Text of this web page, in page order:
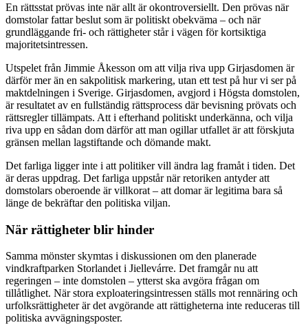
En rättsstat prövas inte när allt är okontroversiellt. Den prövas när
domstolar fattar beslut som är politiskt obekväma – och när
grundläggande fri- och rättigheter står i vägen för kortsiktiga
majoritetsintressen.
Utspelet från Jimmie Åkesson om att vilja riva upp Girjasdomen är
därför mer än en sakpolitisk markering, utan ett test på hur vi ser på
maktdelningen i Sverige. Girjasdomen, avgjord i Högsta domstolen,
är resultatet av en fullständig rättsprocess där bevisning prövats och
rättsregler tillämpats. Att i efterhand politiskt underkänna, och vilja
riva upp en sådan dom därför att man ogillar utfallet är att förskjuta
gränsen mellan lagstiftande och dömande makt.
Det farliga ligger inte i att politiker vill ändra lag framåt i tiden. Det
är deras uppdrag. Det farliga uppstår när retoriken antyder att
domstolars oberoende är villkorat – att domar är legitima bara så
länge de bekräftar den politiska viljan.
När rättigheter blir hinder
Samma mönster skymtas i diskussionen om den planerade
vindkraftparken Storlandet i Jiellevárre. Det framgår nu att
regeringen – inte domstolen – ytterst ska avgöra frågan om
tillåtlighet. När stora exploateringsintressen ställs mot rennäring och
urfolksrättigheter är det avgörande att rättigheterna inte reduceras till
politiska avvägningsposter.